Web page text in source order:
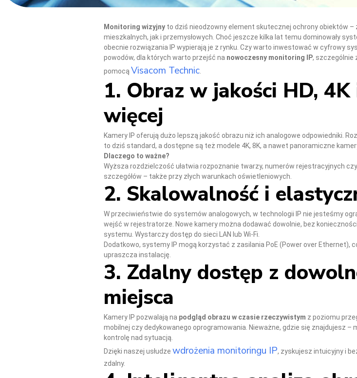
Monitoring wizyjnyto dziś nieodzowny element skutecznej ochrony obiektów –
mieszkalnych, jak i przemysłowych. Choć jeszcze kilka lat temu dominowały
obecnie rozwiązania IP wypierają je z rynku. Czy warto inwestować w cyfrowy
powodów, dla których warto przejść na nowoczesny monitoring IP, szczególnie
pomocą Visacom Technic.
1. Obraz w jakości HD, 4K
więcej
Kamery IP oferują dużo lepszą jakość obrazu niż ich analogowe odpowiedniki.
to dziś standard, a dostępne są też modele 4K, 8K, a nawet panoramiczne
Dlaczego to ważne?
Wyższa rozdzielczość ułatwia rozpoznanie twarzy, numerów rejestracyjnych
szczegółów – także przy złych warunkach oświetleniowych.
2. Skalowalność i
W przeciwieństwie do systemów analogowych, w technologii IP nie jesteśmy
wejść w rejestratorze. Nowe kamery można dodawać dowolnie, bez
systemu. Wystarczy dostęp do sieci LAN lub Wi-Fi.
Dodatkowo, systemy IP mogą korzystać z zasilania PoE (Power over Ethernet),
upraszcza instalację.
3. Zdalny dostęp z
miejsca
Kamery IP pozwalają na podgląd obrazu w czasie rzeczywistym z poziomu
mobilnej czy dedykowanego oprogramowania. Nieważne, gdzie się znajdujesz –
kontrolę nad sytuacją.
Dzięki naszej usłudze wdrożenia monitoringu IP, zyskujesz intuicyjny i
zdalny.